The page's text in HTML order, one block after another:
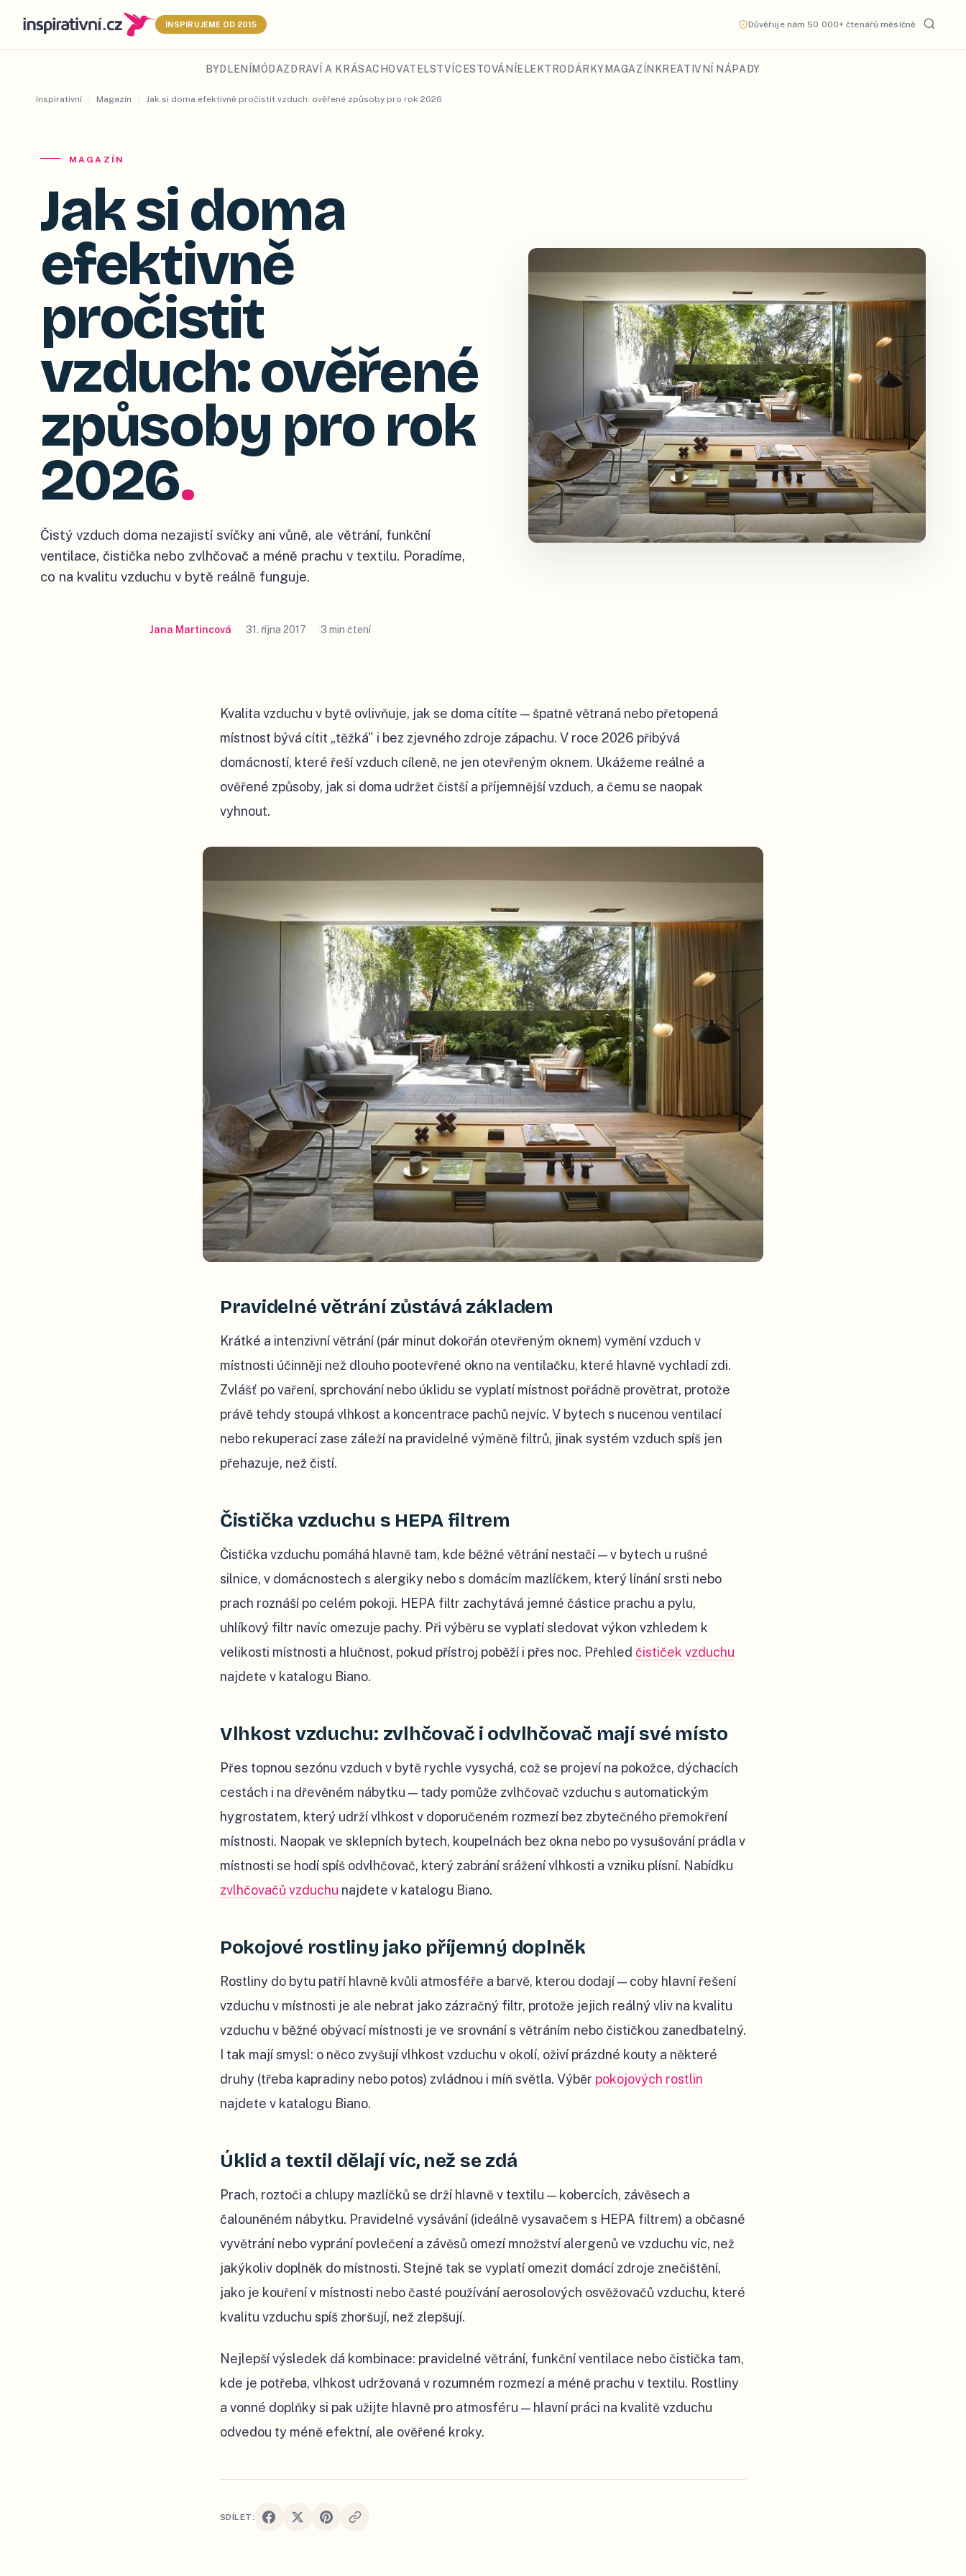
INSPIRUJEME OD 2015 Důvěřuje nám 50 000+ čtenářů měsíčně
BYDLENÍ MÓDAZDRAVÍ A KRÁSACHOVATELSTVÍCESTOVÁNÍ ELEKTRO DÁRKY MAGAZÍN KREATIVNÍ NÁPADY
Inspirativní / Magazín / Jak si doma efektivně pročistit vzduch: ověřené způsoby pro rok 2026
MAGAZÍN
Jak si doma
efektivně
pročistit
vzduch: ověřené
způsoby pro rok
2026.
Čistý vzduch doma nezajistí svíčky ani vůně, ale větrání, funkční
ventilace, čistička nebo zvlhčovač a méně prachu v textilu. Poradíme,
co na kvalitu vzduchu v bytě reálně funguje.
Jana Martincová 31. října 2017 3 min čtení
Kvalita vzduchu v bytě ovlivňuje, jak se doma cítíte — špatně větraná nebo přetopená
místnost bývá cítit „těžká" i bez zjevného zdroje zápachu. V roce 2026 přibývá
domácností, které řeší vzduch cíleně, ne jen otevřeným oknem. Ukážeme reálné a
ověřené způsoby, jak si doma udržet čistší a příjemnější vzduch, a čemu se naopak
vyhnout.
Pravidelné větrání zůstává základem
Krátké a intenzivní větrání (pár minut dokořán otevřeným oknem) vymění vzduch v
místnosti účinněji než dlouho pootevřené okno na ventilačku, které hlavně vychladí zdi.
Zvlášť po vaření, sprchování nebo úklidu se vyplatí místnost pořádně provětrat, protože
právě tehdy stoupá vlhkost a koncentrace pachů nejvíc. V bytech s nucenou ventilací
nebo rekuperací zase záleží na pravidelné výměně filtrů, jinak systém vzduch spíš jen
přehazuje, než čistí.
Čistička vzduchu s HEPA filtrem
Čistička vzduchu pomáhá hlavně tam, kde běžné větrání nestačí — v bytech u rušné
silnice, v domácnostech s alergiky nebo s domácím mazlíčkem, který línání srsti nebo
prach roznáší po celém pokoji. HEPA filtr zachytává jemné částice prachu a pylu,
uhlíkový filtr navíc omezuje pachy. Při výběru se vyplatí sledovat výkon vzhledem k
velikosti místnosti a hlučnost, pokud přístroj poběží i přes noc. Přehled čističek vzduchu
najdete v katalogu Biano.
Vlhkost vzduchu: zvlhčovač i odvlhčovač mají své místo
Přes topnou sezónu vzduch v bytě rychle vysychá, což se projeví na pokožce, dýchacích
cestách i na dřevěném nábytku — tady pomůže zvlhčovač vzduchu s automatickým
hygrostatem, který udrží vlhkost v doporučeném rozmezí bez zbytečného přemokření
místnosti. Naopak ve sklepních bytech, koupelnách bez okna nebo po vysušování prádla v
místnosti se hodí spíš odvlhčovač, který zabrání srážení vlhkosti a vzniku plísní. Nabídku
zvlhčovačů vzduchu najdete v katalogu Biano.
Pokojové rostliny jako příjemný doplněk
Rostliny do bytu patří hlavně kvůli atmosféře a barvě, kterou dodají — coby hlavní řešení
vzduchu v místnosti je ale nebrat jako zázračný filtr, protože jejich reálný vliv na kvalitu
vzduchu v běžné obývací místnosti je ve srovnání s větráním nebo čističkou zanedbatelný.
I tak mají smysl: o něco zvyšují vlhkost vzduchu v okolí, oživí prázdné kouty a některé
druhy (třeba kapradiny nebo potos) zvládnou i míň světla. Výběr pokojových rostlin
najdete v katalogu Biano.
Úklid a textil dělají víc, než se zdá
Prach, roztoči a chlupy mazlíčků se drží hlavně v textilu — kobercích, závěsech a
čalouněném nábytku. Pravidelné vysávání (ideálně vysavačem s HEPA filtrem) a občasné
vyvětrání nebo vyprání povlečení a závěsů omezí množství alergenů ve vzduchu víc, než
jakýkoliv doplněk do místnosti. Stejně tak se vyplatí omezit domácí zdroje znečištění,
jako je kouření v místnosti nebo časté používání aerosolových osvěžovačů vzduchu, které
kvalitu vzduchu spíš zhoršují, než zlepšují.
Nejlepší výsledek dá kombinace: pravidelné větrání, funkční ventilace nebo čistička tam,
kde je potřeba, vlhkost udržovaná v rozumném rozmezí a méně prachu v textilu. Rostliny
a vonné doplňky si pak užijte hlavně pro atmosféru — hlavní práci na kvalitě vzduchu
odvedou ty méně efektní, ale ověřené kroky.
SDÍLET: